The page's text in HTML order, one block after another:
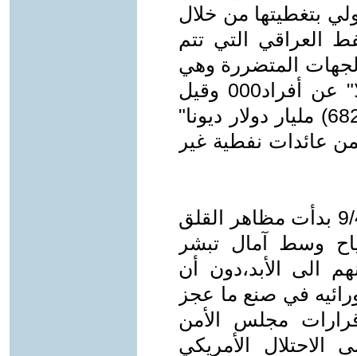
بتغطيتها من خلال
العراقي التي تتم
المتضررة وهي
دول ومؤسسات دولية وأقليمية فضلا" عن أفراد000 وقيل
أن على العراق أن يدفع ما مجموعة(682) مليار دولار ديونا"
عائدات نفطية غير
على عتبة التغير التاريخي في 9/4/2003 بدأت مظاهر القلق
وسط آمال تبشر
الى الأبد،دون أن
في صنع ما عجز
سمحت قرارات مجلس الأمن
الأمريكي